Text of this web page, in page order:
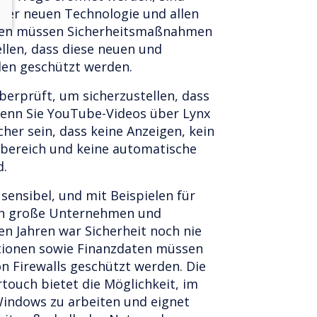
neuen Technologie und allen
müssen Sicherheitsmaßnahmen
dass diese neuen und
geschützt werden.
um sicherzustellen, dass
Sie YouTube-Videos über Lynx
sein, dass keine Anzeigen, kein
und keine automatische
und mit Beispielen für
große Unternehmen und
Jahren war Sicherheit noch nie
sowie Finanzdaten müssen
Firewalls geschützt werden. Die
bietet die Möglichkeit, im
zu arbeiten und eignet